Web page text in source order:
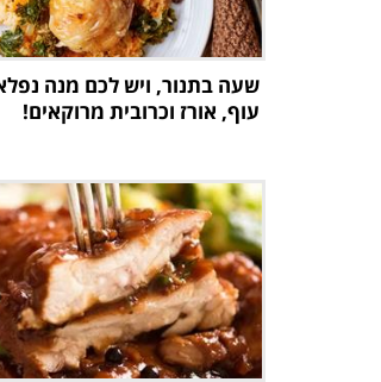
שעה בתנור, ויש לכם מנה
עוף, אורז וכרובית מרוקאים!